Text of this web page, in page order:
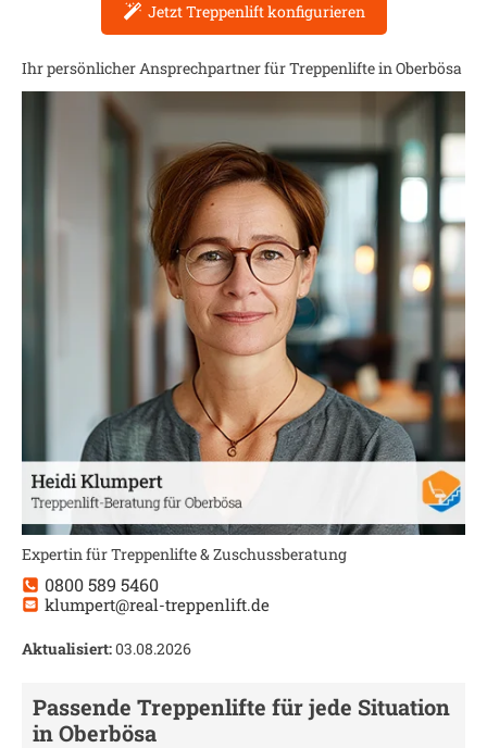
Jetzt Treppenlift konfigurieren
Ihr persönlicher Ansprechpartner für Treppenlifte inOberbösa
Expertin für Treppenlifte & Zuschussberatung
0800 589 5460
klumpert@real-treppenlift.de
Aktualisiert:03.08.2026
Passende Treppenlifte für jede Situation
inOberbösa